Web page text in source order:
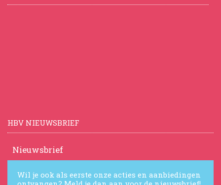
HBV NIEUWSBRIEF
Nieuwsbrief
Wil je ook als eerste onze acties en aanbiedingen